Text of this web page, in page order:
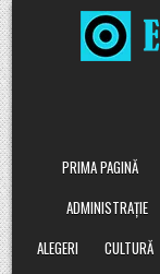
Skip
to
content
PRIMA PAGINĂ
ADMINISTRAȚIE
ALEGERI
CULTURĂ